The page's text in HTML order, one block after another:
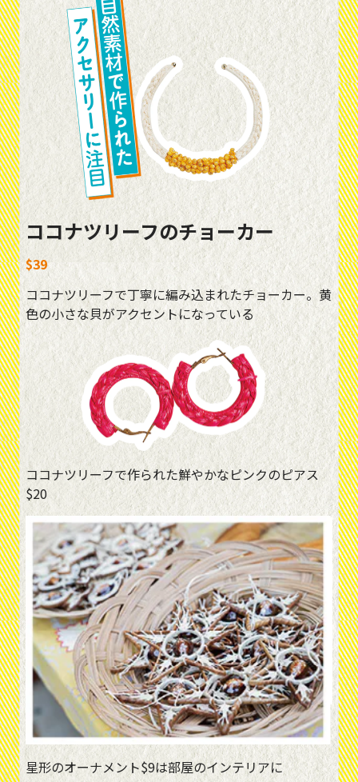
ココナツリーフのチョーカー
$39
ココナツリーフで丁寧に編み込まれたチョーカー。黄
色の小さな貝がアクセントになっている
ココナツリーフで作られた鮮やかなピンクのピアス
$20
星形のオーナメント$9は部屋のインテリアに